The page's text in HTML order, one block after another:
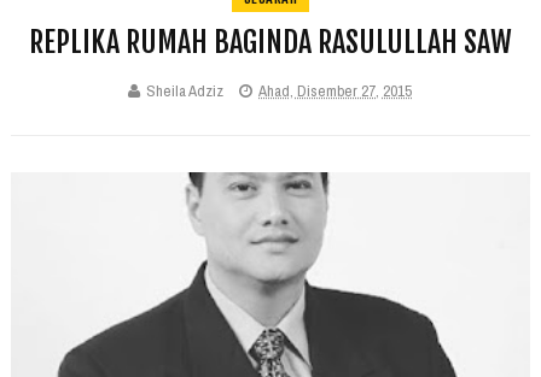
REPLIKA RUMAH BAGINDA RASULULLAH SAW
Sheila Adziz Ahad, Disember 27, 2015